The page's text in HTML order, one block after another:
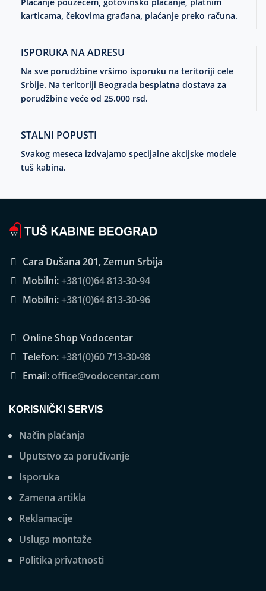
Plaćanje pouzećem, gotovinsko plaćanje, platnim
karticama, čekovima građana, plaćanje preko računa.
ISPORUKA NA ADRESU
Na sve porudžbine vršimo isporuku na teritoriji cele
Srbije. Na teritoriji Beograda besplatna dostava za
porudžbine veće od 25.000 rsd.
STALNI POPUSTI
Svakog meseca izdvajamo specijalne akcijske modele
tuš kabina.
Cara Dušana 201, Zemun Srbija
Mobilni:+381(0)64 813-30-94
Mobilni:+381(0)64 813-30-96
Online Shop Vodocentar
Telefon:+381(0)60 713-30-98
Email:office@vodocentar.com
KORISNIČKI SERVIS
Način plaćanja
Uputstvo za poručivanje
Isporuka
Zamena artikla
Reklamacije
Usluga montaže
Politika privatnosti